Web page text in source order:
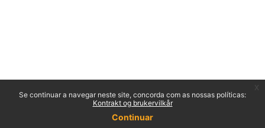
Se continuar a navegar neste site, concorda com as nossas políticas:
Kontrakt og brukervilkår
Continuar